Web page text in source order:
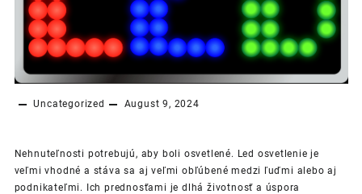
Uncategorized August 9, 2024
Nehnuteľnosti potrebujú, aby boli osvetlené. Led osvetlenie je
veľmi vhodné a stáva sa aj veľmi obľúbené medzi ľuďmi alebo aj
podnikateľmi. Ich prednosťami je dlhá životnosť a úspora